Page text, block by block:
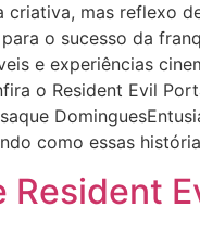
mas reflexo
o sucesso da
e experiências
o Resident Evil
como essas